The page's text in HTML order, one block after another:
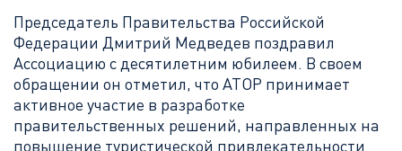
Председатель Правительства Российской
Федерации Дмитрий Медведев поздравил
Ассоциацию с десятилетним юбилеем. В своем
обращении он отметил, что АТОР принимает
активное участие в разработке
правительственных решений, направленных на
повышение туристической привлекательности